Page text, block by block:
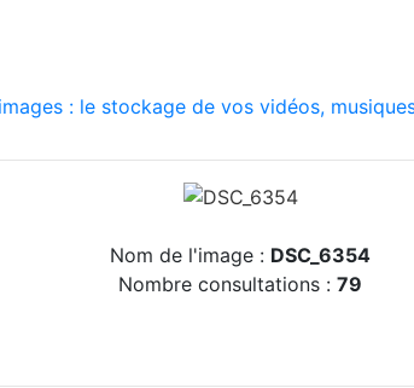
: le stockage de vos vidéos,
Nom de l'image : DSC_6354
Nombre consultations : 79